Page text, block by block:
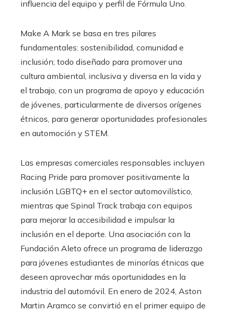
influencia del equipo y perfil de Fórmula Uno.
Make A Mark se basa en tres pilares
fundamentales: sostenibilidad, comunidad e
inclusión; todo diseñado para promover una
cultura ambiental, inclusiva y diversa en la vida y
el trabajo, con un programa de apoyo y educación
de jóvenes, particularmente de diversos orígenes
étnicos, para generar oportunidades profesionales
en automoción y STEM.
Las empresas comerciales responsables incluyen
Racing Pride para promover positivamente la
inclusión LGBTQ+ en el sector automovilístico,
mientras que Spinal Track trabaja con equipos
para mejorar la accesibilidad e impulsar la
inclusión en el deporte. Una asociación con la
Fundación Aleto ofrece un programa de liderazgo
para jóvenes estudiantes de minorías étnicas que
deseen aprovechar más oportunidades en la
industria del automóvil. En enero de 2024, Aston
Martin Aramco se convirtió en el primer equipo de